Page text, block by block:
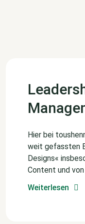
Hier bei
weit gefassten
Designs«
Content und
Weiterlesen